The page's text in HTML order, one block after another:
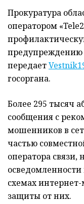
Прокуратура
оператором
предупреждению
передает
госоргана.
Более 295 тысяч
сообщения с
мошенников в
частью
оператора
схемах
защиты от них.